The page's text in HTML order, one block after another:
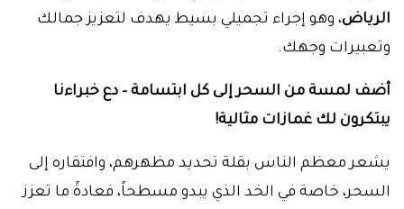
الرياض، وهو إجراء تجميلي بسيط يهدف لتعزيز جمالك
وتعبيرات وجهك.
أضف لمسة من السحر إلى كل ابتسامة – دع خبراءنا
يبتكرون لك غمازات مثالية!
يشعر معظم الناس بقلة تحديد مظهرهم، وافتقاره إلى
السحر، خاصة في الخد الذي يبدو مسطحاً، فعادةً ما تعزز